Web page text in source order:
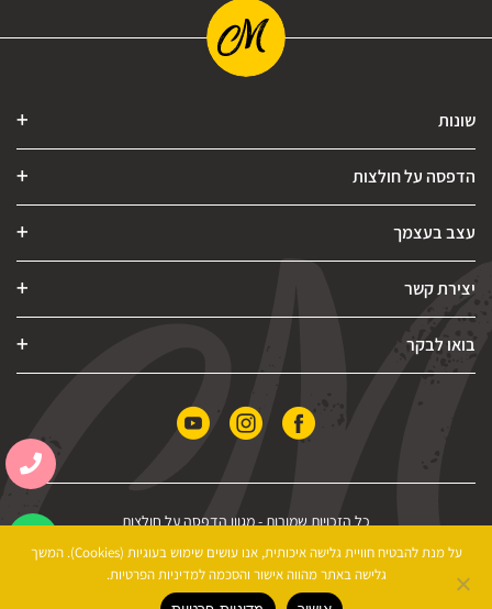
שונות
הדפסה על חולצות
עצב בעצמך
יצירת קשר
בואו לבקר
כל הזכויות שמורות -מגוון הדפסה על חולצות
הצהרת נגישות|מדיניות פרטיות|תקנון האתר
על מנת להבטיח חוויית גלישה איכותית, אנו עושים שימוש בעוגיות (Cookies). המשך
גלישה באתר מהווה אישור והסכמה למדיניות הפרטיות.